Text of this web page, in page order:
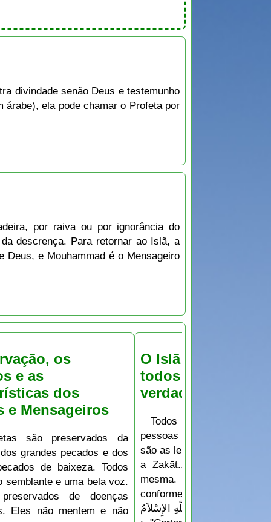
divindade senão Deus e testemunho
árabe), ela pode chamar o Profeta por
por raiva ou por ignorância do
descrença. Para retornar ao Islã, a
Deus, e Mouḥammad é o Mensageiro
os
e as
dos
e Mensageiros
são preservados da
grandes pecados e dos
de baixeza. Todos
semblante e uma bela voz.
de doenças
Eles não mentem e não
O Islã é a religião
todos os Profetas.
verdadeira
Todos os Profetas
pessoas ao Islã, o que
são as leis, como o número
a Zakāt... mas a
mesma. O Islã é a
conforme à razão. ALLAH
إِنَّ الدِّينَ عِندَ اللّهِ الإِسْلاَمُ } o que significa